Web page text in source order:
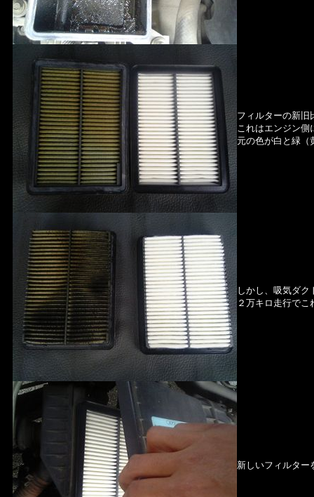
フィルターの新旧
これはエンジン側
元の色が白と緑（
しかし、吸気ダク
２万キロ走行で
新しいフィルター